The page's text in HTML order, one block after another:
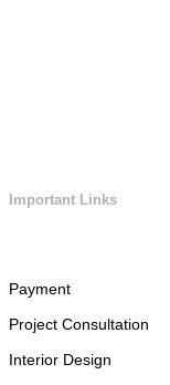
Important Links
Payment
Project Consultation
Interior Design